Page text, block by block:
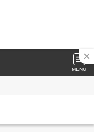
MENU